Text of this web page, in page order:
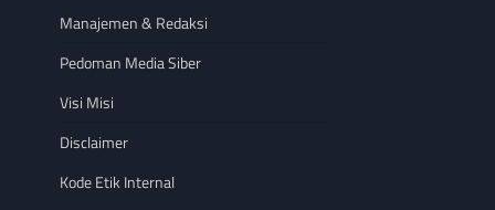
Manajemen & Redaksi
Pedoman Media Siber
Visi Misi
Disclaimer
Kode Etik Internal